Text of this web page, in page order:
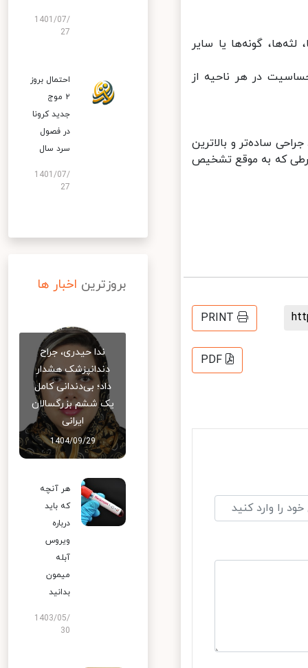
گونه‌ها یا سایر
در هر ناحیه از
ساده‌تر و بالاترین
که به موقع تشخیص
PRINT
PDF
1401/07/
27
احتمال بروز
۲ موج
جدید کرونا
در فصول
سرد سال
1401/07/
27
بروزترین اخبار ها
ندا حیدری، جراح
دندانپزشک هشدار
داد؛ بی‌دندانی کامل
یک ششم بزرگسالان
ایرانی
1404/09/29
هر آنچه
که باید
درباره
ویروس
آبله
میمون
بدانید
1403/05/
30